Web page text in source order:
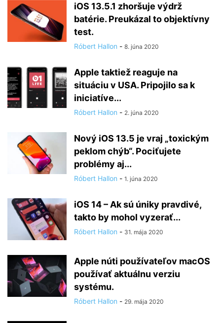
iOS 13.5.1 zhoršuje výdrž
batérie. Preukázal to objektívny
test.
Róbert Hallon - 8. júna 2020
Apple taktiež reaguje na
situáciu v USA. Pripojilo sa k
iniciatíve...
Róbert Hallon - 2. júna 2020
Nový iOS 13.5 je vraj „toxickým
peklom chýb“. Pociťujete
problémy aj...
Róbert Hallon - 1. júna 2020
iOS 14 – Ak sú úniky pravdivé,
takto by mohol vyzerať...
Róbert Hallon - 31. mája 2020
Apple núti používateľov macOS
používať aktuálnu verziu
systému.
Róbert Hallon - 29. mája 2020